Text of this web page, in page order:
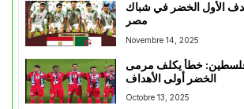
الأول الخضر في شباك
مصر
Novembre 14, 2025
خطأ يكلف مرمى
الخضر أولى الأهداف
Octobre 13, 2025